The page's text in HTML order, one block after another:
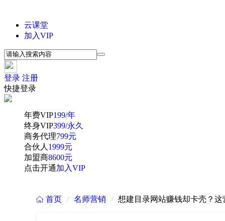
云课堂
加入VIP
登录 注册
快捷登录
年费VIP199/年
终身VIP399/永久
商务代理799元
合伙人 1999元
加盟商8600元
点击开通加入VIP
 首页 / 名师营销 / 想建目录网站赚钱却卡壳？这